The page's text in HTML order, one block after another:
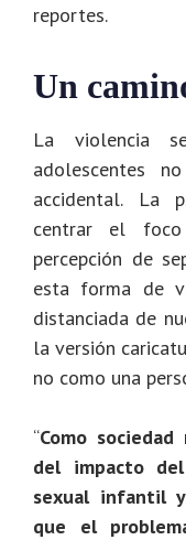
reportes.
Un
La violencia
adolescentes
accidental. La
centrar el
percepción de
esta forma de
distanciada de
la versión
no como una
“Como
del impacto
sexual infantil
que el